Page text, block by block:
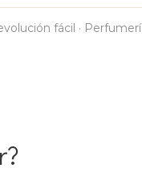
fácil ·